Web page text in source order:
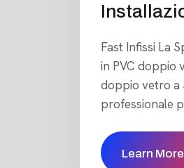
Fast Infissi La
in PVC doppio
doppio vetro a
professionale
Learn More